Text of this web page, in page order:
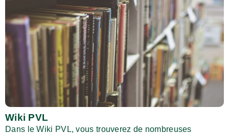
Wiki PVL
Dans le Wiki PVL, vous trouverez de nombreuses